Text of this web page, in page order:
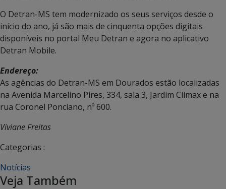
O Detran-MS tem modernizado os seus serviços desde o
início do ano, já são mais de cinquenta opções digitais
disponíveis no portal Meu Detran e agora no aplicativo
Detran Mobile.
Endereço:
As agências do Detran-MS em Dourados estão localizadas
na Avenida Marcelino Pires, 334, sala 3, Jardim Clímax e na
rua Coronel Ponciano, nº 600.
Viviane Freitas
Categorias :
Notícias
Veja Também